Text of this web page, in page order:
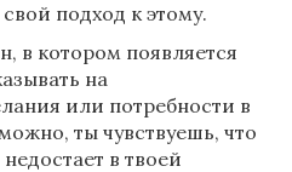
подход к этому.
в котором появляется
на
или потребности в
ты чувствуешь, что
в твоей